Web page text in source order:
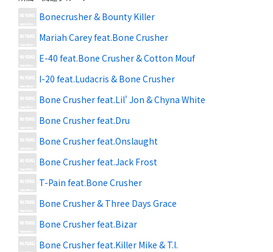
Bonecrusher & Bounty Killer
Mariah Carey feat.Bone Crusher
E-40 feat.Bone Crusher & Cotton Mouf
I-20 feat.Ludacris & Bone Crusher
Bone Crusher feat.Lil' Jon & Chyna White
Bone Crusher feat.Dru
Bone Crusher feat.Onslaught
Bone Crusher feat.Jack Frost
T-Pain feat.Bone Crusher
Bone Crusher & Three Days Grace
Bone Crusher feat.Bizar
Bone Crusher feat.Killer Mike & T.I.